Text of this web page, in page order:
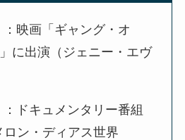
：映画「ギャング・オ
に出演（ジェニー・エヴ
：ドキュメンタリー番組
ロン・ディアス世界